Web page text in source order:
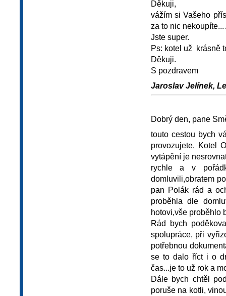
Děkuji,
vážím si Vašeho
za to nic
Jste super.
Ps: kotel už krásně
Děkuji.
S pozdravem
Jaroslav Jelínek,
Dobrý den, pane
touto cestou bych
provozujete. Kotel
vytápění je
rychle a v
domluvili,obratem
pan Polák rád a
proběhla dle
hotovi,vše proběhlo
Rád bych
spolupráce, při
potřebnou
se to dalo říct i o
čas...je to už rok a
Dále bych chtěl
poruše na kotli,